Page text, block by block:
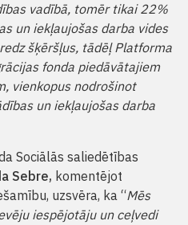
vadībā, tomēr tikai 22%
un iekļaujošas darba vides
šķēršļus, tādēļ Platforma
fonda piedāvātajiem
vienkopus nodrošinot
un iekļaujošas darba
Sociālās saliedētības
Sebre, komentējot
uzsvēra, ka “Mēs
iespējotāju un ceļvedi